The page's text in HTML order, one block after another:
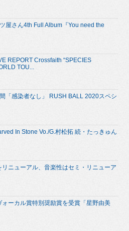
屋さん4th Full Album『You need the
REPORT Crossfaith “SPECIES
TOU...
「感染者なし」 RUSH BALL 2020スペシ
In Stone Vo./G.村松拓 続・たっきゅん
リニューアル、音楽性はセミ・リニューア
ォーカル賞特別奨励賞を受賞「星野由美